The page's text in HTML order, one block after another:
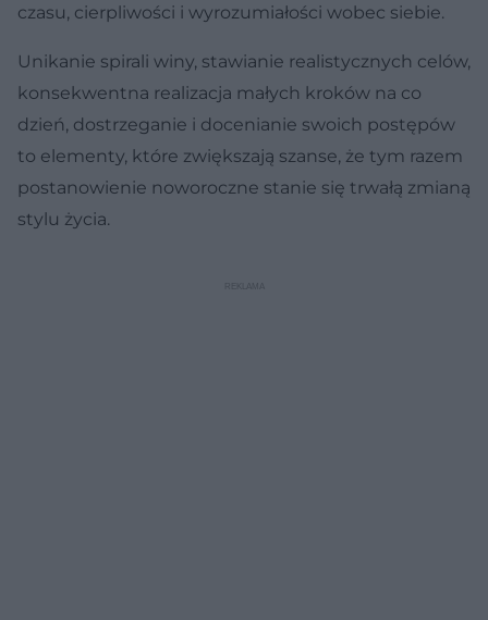
czasu, cierpliwości i wyrozumiałości wobec siebie.
Unikanie spirali winy, stawianie realistycznych celów,
konsekwentna realizacja małych kroków na co
dzień, dostrzeganie i docenianie swoich postępów
to elementy, które zwiększają szanse, że tym razem
postanowienie noworoczne stanie się trwałą zmianą
stylu życia.